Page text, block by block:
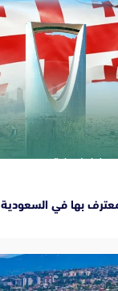
بها في السعودية